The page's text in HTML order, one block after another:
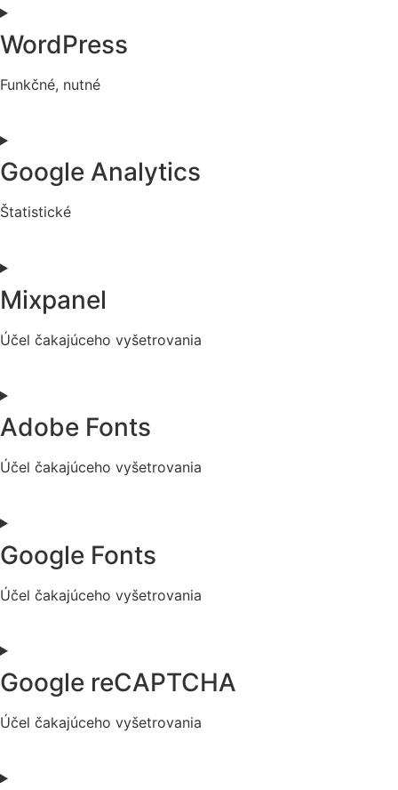
to
wistia
WordPress
Funkčné, nutné
to
wordpress
Google Analytics
Štatistické
to
google-
analytics
Mixpanel
Účel čakajúceho vyšetrovania
to
mixpanel
Adobe Fonts
Účel čakajúceho vyšetrovania
to
adobe-
fonts
Google Fonts
Účel čakajúceho vyšetrovania
to
google-
fonts
Google reCAPTCHA
Účel čakajúceho vyšetrovania
to